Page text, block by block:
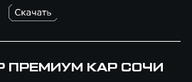
ПРЕМИУМ КАР СОЧИ